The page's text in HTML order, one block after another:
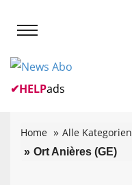
✔HELPads
Home Alle Kategorien
Ort Anières (GE)